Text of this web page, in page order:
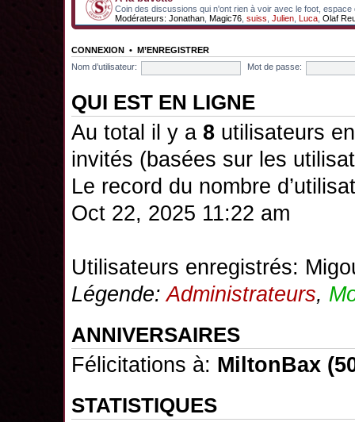
Coin des discussions qui n'ont rien à voir avec le foot, espace
Modérateurs: Jonathan Magic76 suiss Julien Luca Olaf
CONNEXION • M’ENREGISTRER
Nom d’utilisateur:
Mot de passe:
QUI EST EN LIGNE
Au total il y a 8 utilisateurs
invités (basées sur les
Le record du nombre
Oct 22, 2025 11:22 am
Utilisateurs enregistrés:
Légende:Administrateurs,
ANNIVERSAIRES
Félicitations à: MiltonBax
STATISTIQUES